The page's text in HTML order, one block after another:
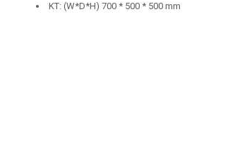
KT: (W*D*H) 700 * 500 * 500 mm